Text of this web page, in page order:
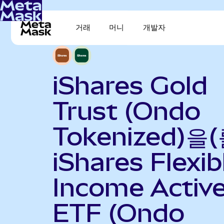
거래 머니 개발자
iShares Gold
Trust (Ondo
Tokenized)을(
iShares
Income
ETF (Ondo